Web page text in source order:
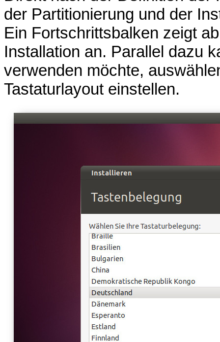
der Partitionierung und der
Ein Fortschrittsbalken zeigt
Installation an. Parallel dazu
verwenden möchte,
Tastaturlayout einstellen.